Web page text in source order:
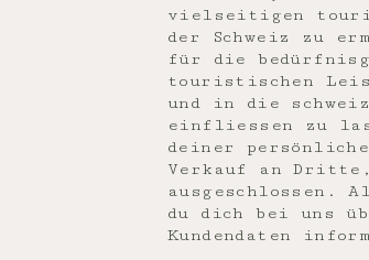
vielseitigen
der Schweiz zu
für die
touristischen
und in die
einfliessen zu
deiner
Verkauf an
ausgeschlossen.
du dich bei uns
Kundendaten